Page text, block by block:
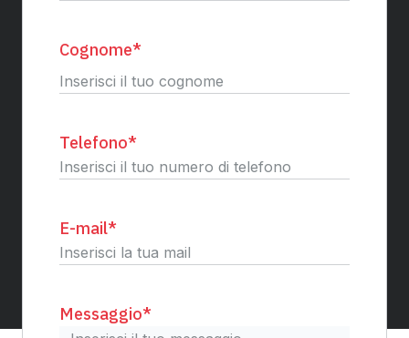
Cognome*
Telefono*
E-mail*
Messaggio*